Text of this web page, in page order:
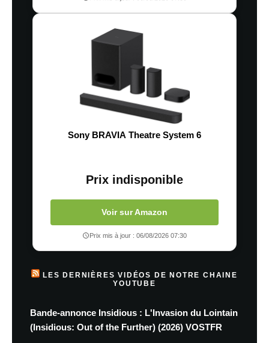
Sony BRAVIA Theatre System 6
Prix indisponible
Voir sur Amazon
Prix mis à jour : 06/08/2026 07:30
LES DERNIÈRES VIDÉOS DE NOTRE CHAINE
YOUTUBE
Bande-annonce Insidious : L'Invasion du Lointain
(Insidious: Out of the Further) (2026) VOSTFR